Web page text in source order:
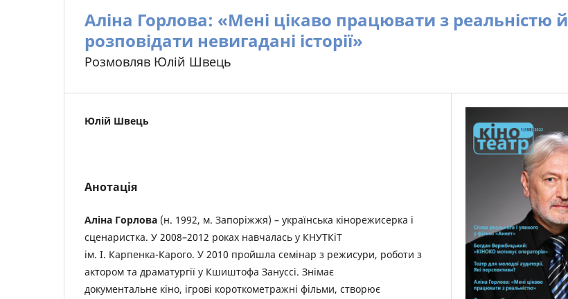
Аліна Горлова: «Мені цікаво працювати з реальністю й
розповідати невигадані історії»
Розмовляв Юлій Швець
Юлій Швець
Анотація
Аліна Горлова (н. 1992, м. Запоріжжя) – українська кінорежисерка і
сценаристка. У 2008–2012 роках навчалась у КНУТКіТ
ім. І. Карпенка-Карого. У 2010 пройшла семінар з режисури, роботи з
актором та драматургії у Кшиштофа Зануссі. Знімає
документальне кіно, ігрові короткометражні фільми, створює